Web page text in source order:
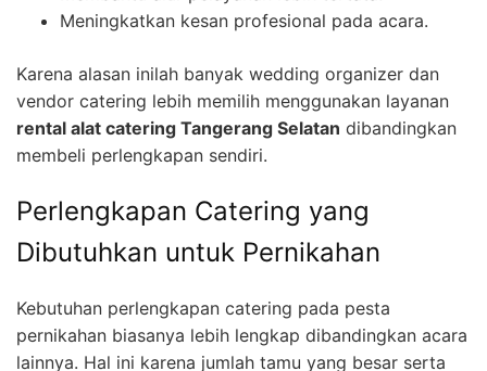
Meningkatkan kesan profesional pada acara.
Karena alasan inilah banyak wedding organizer dan
vendor catering lebih memilih menggunakan layanan
rental alat catering Tangerang Selatan dibandingkan
membeli perlengkapan sendiri.
Perlengkapan Catering yang
Dibutuhkan untuk Pernikahan
Kebutuhan perlengkapan catering pada pesta
pernikahan biasanya lebih lengkap dibandingkan acara
lainnya. Hal ini karena jumlah tamu yang besar serta